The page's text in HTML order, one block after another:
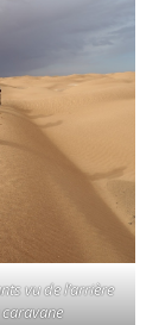
vu de l’arrière